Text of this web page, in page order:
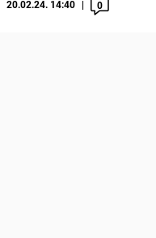
20.02.24. 14:40 0